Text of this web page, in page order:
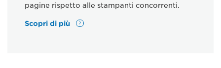
pagine rispetto alle stampanti concorrenti.
Scopri di più